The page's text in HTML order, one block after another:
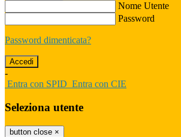
Nome Utente
Password
Password dimenticata?
-
Entra con SPID Entra con CIE
Seleziona utente
button close ×